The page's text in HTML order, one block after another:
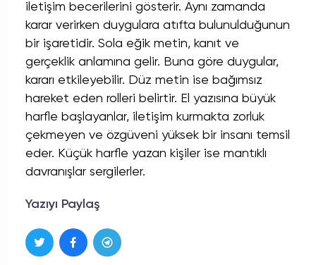
iletişim becerilerini gösterir. Aynı zamanda
karar verirken duygulara atıfta bulunulduğunun
bir işaretidir. Sola eğik metin, kanıt ve
gerçeklik anlamına gelir. Buna göre duygular,
kararı etkileyebilir. Düz metin ise bağımsız
hareket eden rolleri belirtir. El yazısına büyük
harfle başlayanlar, iletişim kurmakta zorluk
çekmeyen ve özgüveni yüksek bir insanı temsil
eder. Küçük harfle yazan kişiler ise mantıklı
davranışlar sergilerler.
Yazıyı Paylaş